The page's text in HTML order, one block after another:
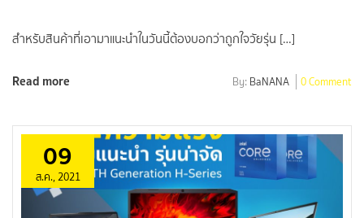
สำหรับสินค้าที่เอามาแนะนำในวันนี้ต้องบอกว่าถูกใจวัยรุ่น […]
Read more By: BaNANA 0 Comment
09
ส.ค., 2021